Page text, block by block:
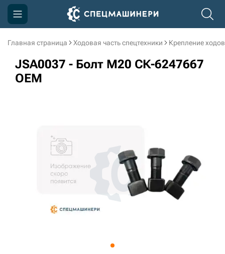
Главная страница Ходовая часть спецтехники Крепление
JSA0037 - Болт M20 СК-6247667
OEM
Компания
Акции
3D тур по производству
3D тур по складам
sksale@skdst.ru